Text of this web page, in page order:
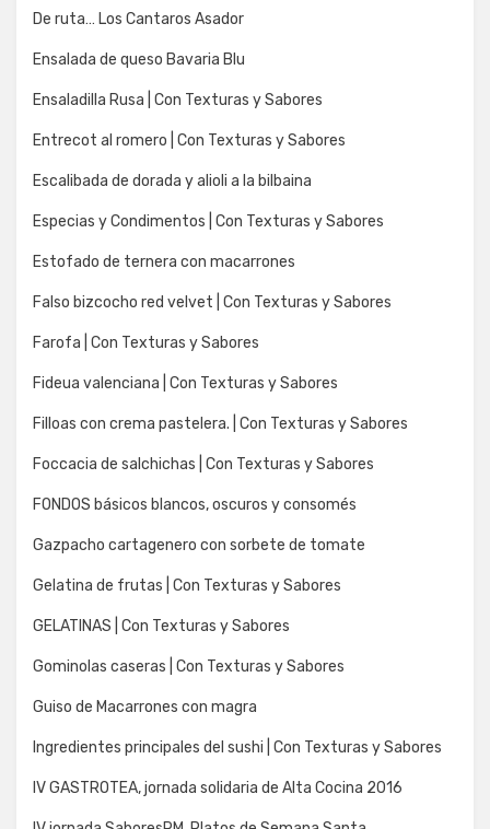
De ruta… Los Cantaros Asador
Ensalada de queso Bavaria Blu
Ensaladilla Rusa | Con Texturas y Sabores
Entrecot al romero | Con Texturas y Sabores
Escalibada de dorada y alioli a la bilbaina
Especias y Condimentos | Con Texturas y Sabores
Estofado de ternera con macarrones
Falso bizcocho red velvet | Con Texturas y Sabores
Farofa | Con Texturas y Sabores
Fideua valenciana | Con Texturas y Sabores
Filloas con crema pastelera. | Con Texturas y Sabores
Foccacia de salchichas | Con Texturas y Sabores
FONDOS básicos blancos, oscuros y consomés
Gazpacho cartagenero con sorbete de tomate
Gelatina de frutas | Con Texturas y Sabores
GELATINAS | Con Texturas y Sabores
Gominolas caseras | Con Texturas y Sabores
Guiso de Macarrones con magra
Ingredientes principales del sushi | Con Texturas y Sabores
IV GASTROTEA, jornada solidaria de Alta Cocina 2016